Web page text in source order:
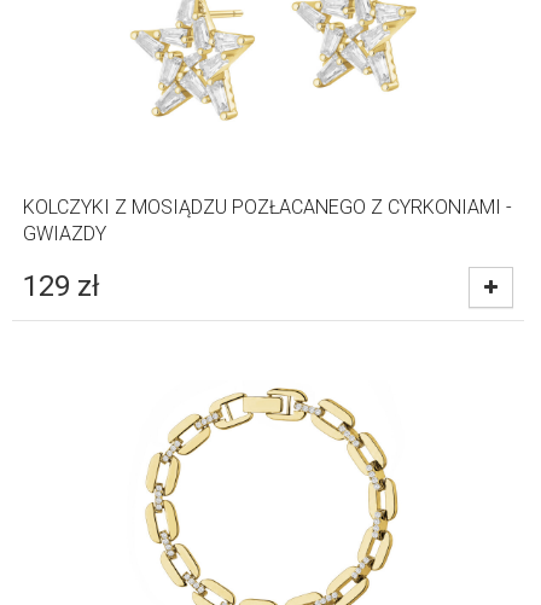
KOLCZYKI Z MOSIĄDZU POZŁACANEGO Z CYRKONIAMI -
GWIAZDY
129 zł